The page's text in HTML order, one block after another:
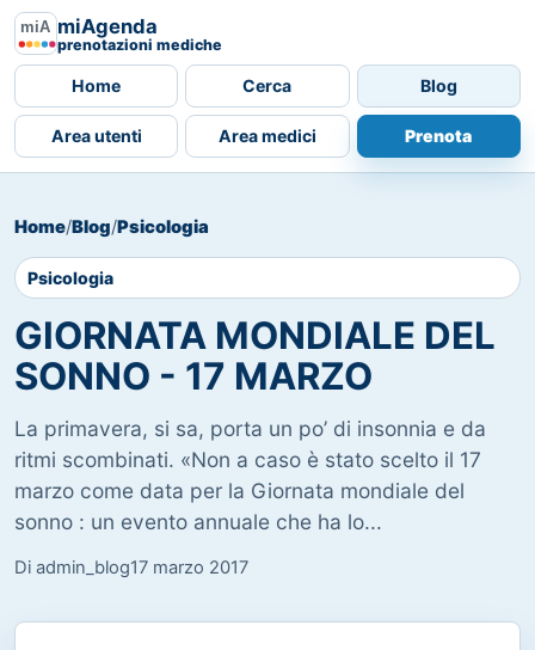
miAgenda
prenotazioni mediche
Home Cerca Blog
Area utenti Area medici Prenota
Home/Blog/Psicologia
Psicologia
GIORNATA MONDIALE DEL
SONNO - 17 MARZO
La primavera, si sa, porta un po’ di insonnia e da
ritmi scombinati. «Non a caso è stato scelto il 17
marzo come data per la Giornata mondiale del
sonno : un evento annuale che ha lo...
Di admin_blog17 marzo 2017